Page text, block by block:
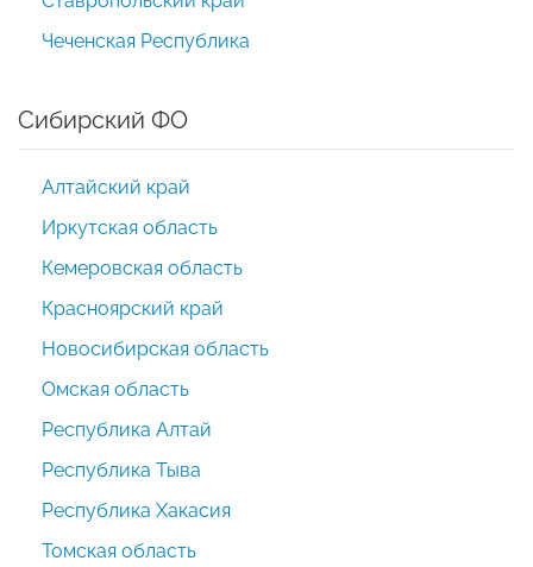
Чеченская Республика
Сибирский ФО
Алтайский край
Иркутская область
Кемеровская область
Красноярский край
Новосибирская область
Омская область
Республика Алтай
Республика Тыва
Республика Хакасия
Томская область